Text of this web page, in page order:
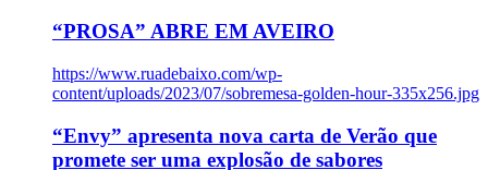
“PROSA” ABRE EM AVEIRO
https://www.ruadebaixo.com/wp-
content/uploads/2023/07/sobremesa-golden-hour-335x256.jpg
“Envy” apresenta nova carta de Verão que
promete ser uma explosão de sabores